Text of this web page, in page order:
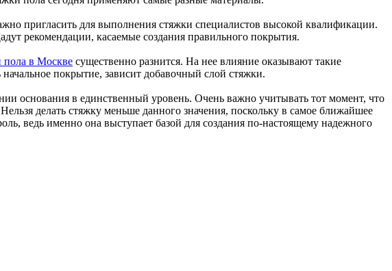
пригласить для выполнения стяжки специалистов высокой квалификации.
рекомендации, касаемые создания правильного покрытия.
пола в Москве существенно разнится. На нее влияние оказывают такие
покрытие, зависит добавочный слой стяжки.
основания в единственный уровень. Очень важно учитывать тот момент, что
делать стяжку меньше данного значения, поскольку в самое ближайшее
ведь именно она выступает базой для создания по-настоящему надежного